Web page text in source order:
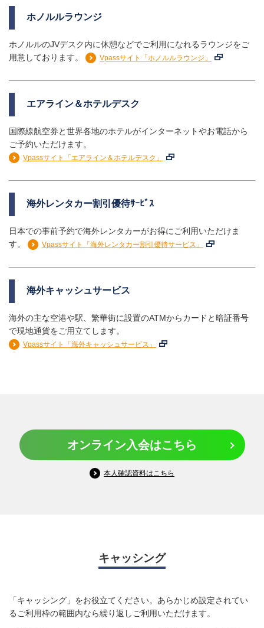
ホノルルラウンジ
ホノルルのJVデスク内に休憩などでご利用になれるラウンジをご
用意しております。
Vpassサイト「ホノルルラウンジ」
エアライン＆ホテルデスク
国際線航空券と世界各地のホテルがインターネットやお電話から
ご予約いただけます。
Vpassサイト「エアライン＆ホテルデスク」
海外レンタカー割引優待ｻｰﾋﾞｽ
日本での事前予約で海外レンタカーがお得にご利用いただけま
す。
Vpassサイト「海外レンタカー割引優待サービス」
海外キャッシュサービス
海外の主な空港や駅、繁華街に設置のATMからカードと暗証番号
で現地通貨をご用立てします。
Vpassサイト「海外キャッシュサービス」
オンライン入会はこちら
本人確認資料はこちら
キャッシング
「キャッシング」をお役立てください。あらかじめ設定されてい
るご利用枠の範囲内なら繰り返しご利用いただけます。